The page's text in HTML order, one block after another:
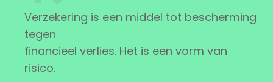
Verzekering is een middel tot bescherming
tegen
financieel verlies. Het is een vorm van
risico.